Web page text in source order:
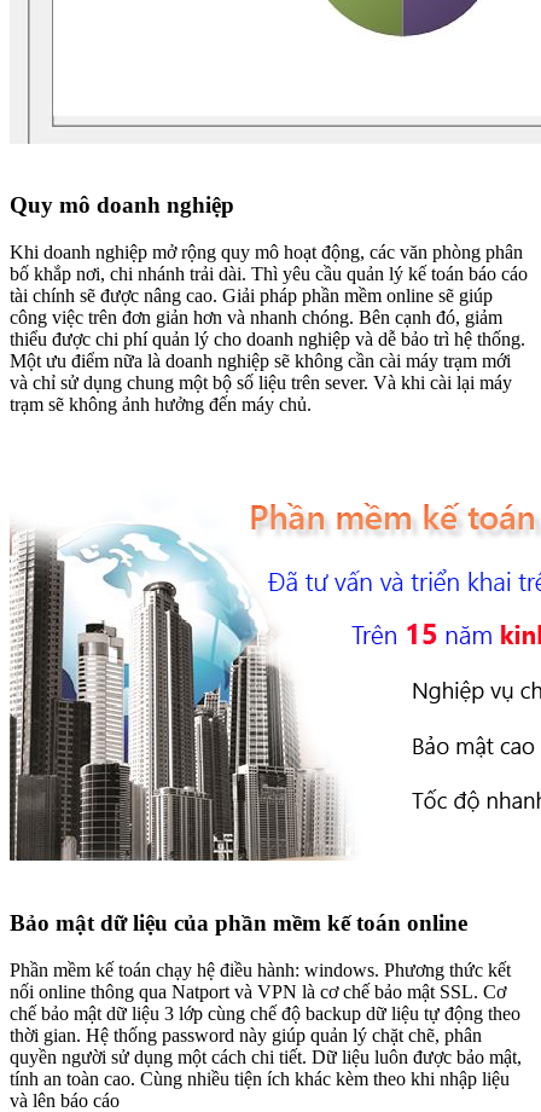
Quy mô doanh nghiệp
Khi doanh nghiệp mở rộng quy mô hoạt động, các văn phòng phân
bố khắp nơi, chi nhánh trải dài. Thì yêu cầu quản lý kế toán báo cáo
tài chính sẽ được nâng cao. Giải pháp phần mềm online sẽ giúp
công việc trên đơn giản hơn và nhanh chóng. Bên cạnh đó, giảm
thiểu được chi phí quản lý cho doanh nghiệp và dễ bảo trì hệ thống.
Một ưu điểm nữa là doanh nghiệp sẽ không cần cài máy trạm mới
và chỉ sử dụng chung một bộ số liệu trên sever. Và khi cài lại máy
trạm sẽ không ảnh hưởng đến máy chủ.
Bảo mật dữ liệu của phần mềm kế toán online
Phần mềm kế toán chạy hệ điều hành: windows. Phương thức kết
nối online thông qua Natport và VPN là cơ chế bảo mật SSL. Cơ
chế bảo mật dữ liệu 3 lớp cùng chế độ backup dữ liệu tự động theo
thời gian. Hệ thống password này giúp quản lý chặt chẽ, phân
quyền người sử dụng một cách chi tiết. Dữ liệu luôn được bảo mật,
tính an toàn cao. Cùng nhiều tiện ích khác kèm theo khi nhập liệu
và lên báo cáo